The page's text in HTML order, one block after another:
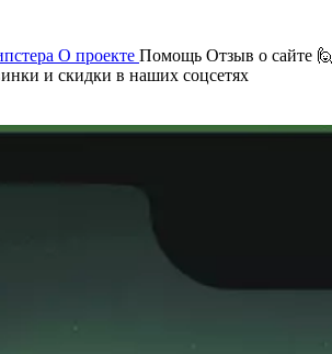
О проекте Помощь Отзыв о сайте 🙋
и скидки в наших соцсетях